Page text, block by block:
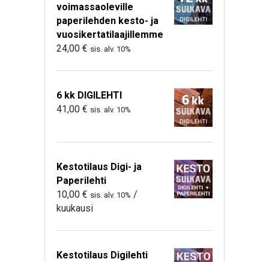
voimassaoleville
paperilehden kesto- ja
vuosikertatilaajillemme
24,00 € sis. alv. 10%
6 kk DIGILEHTI
41,00 € sis. alv. 10%
Kestotilaus Digi- ja
Paperilehti
10,00 € sis. alv. 10% /
kuukausi
Kestotilaus Digilehti